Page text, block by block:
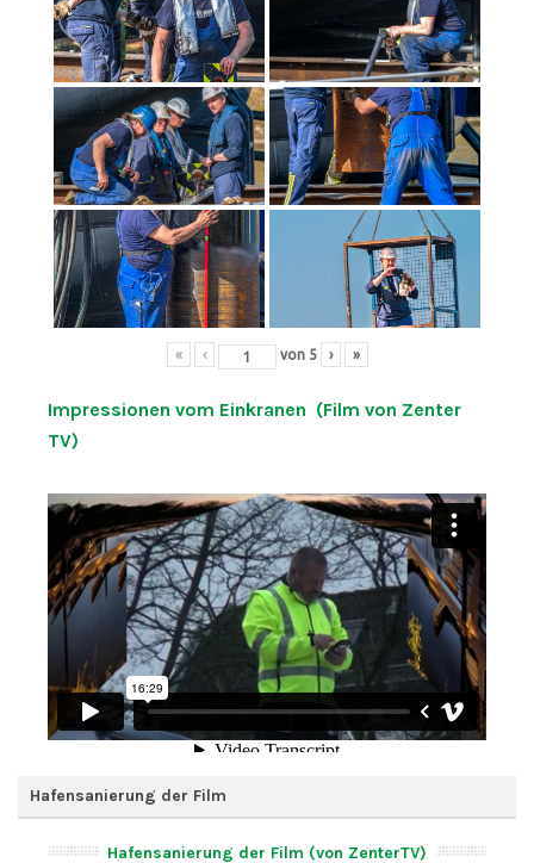
« ‹ von 5 › »
Impressionen vom Einkranen (Film von Zenter
TV)
Hafensanierung der Film
Hafensanierung der Film (von ZenterTV)